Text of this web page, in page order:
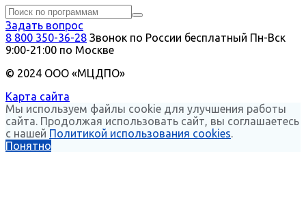
Задать вопрос
8 800 350-36-28 Звонок по России бесплатный Пн-Вск
9:00-21:00 по Москве
© 2024 ООО «МЦДПО»
Карта сайта
Мы используем файлы cookie для улучшения работы
сайта. Продолжая использовать сайт, вы соглашаетесь
с нашей Политикой использования cookies.
Понятно